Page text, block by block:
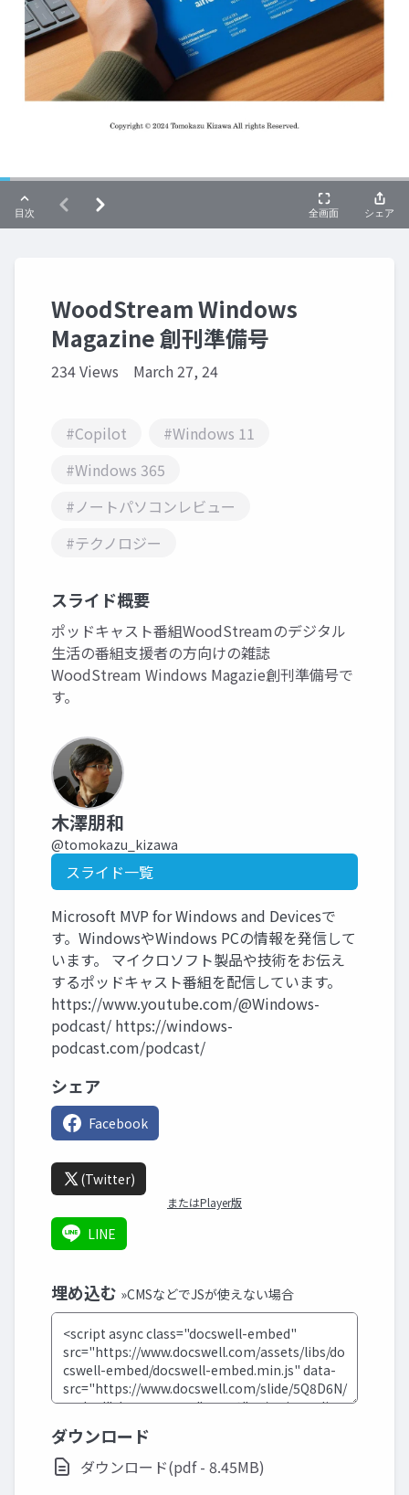
WoodStream Windows
Magazine 創刊準備号
234 Views March 27, 24
#Copilot
#Windows 11
#Windows 365
#ノートパソコンレビュー
#テクノロジー
スライド概要
ポッドキャスト番組WoodStreamのデジタル
生活の番組支援者の方向けの雑誌
WoodStream Windows Magazie創刊準備号で
す。
木澤朋和
@tomokazu_kizawa
スライド一覧
Microsoft MVP for Windows and Devicesで
す。WindowsやWindows PCの情報を発信して
います。 マイクロソフト製品や技術をお伝え
するポッドキャスト番組を配信しています。
https://www.youtube.com/@Windows-
podcast/ https://windows-
podcast.com/podcast/
シェア
Facebook
(Twitter)
またはPlayer版
LINE
埋め込む »CMSなどでJSが使えない場合
ダウンロード
ダウンロード(pdf - 8.45MB)